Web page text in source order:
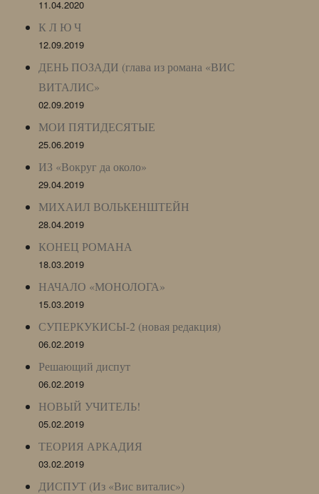
11.04.2020
К Л Ю Ч
12.09.2019
ДЕНЬ ПОЗАДИ (глава из романа «ВИС
ВИТАЛИС»
02.09.2019
МОИ ПЯТИДЕСЯТЫЕ
25.06.2019
ИЗ «Вокруг да около»
29.04.2019
МИХАИЛ ВОЛЬКЕНШТЕЙН
28.04.2019
КОНЕЦ РОМАНА
18.03.2019
НАЧАЛО «МОНОЛОГА»
15.03.2019
СУПЕРКУКИСЫ-2 (новая редакция)
06.02.2019
Решающий диспут
06.02.2019
НОВЫЙ УЧИТЕЛЬ!
05.02.2019
ТЕОРИЯ АРКАДИЯ
03.02.2019
ДИСПУТ (Из «Вис виталис»)